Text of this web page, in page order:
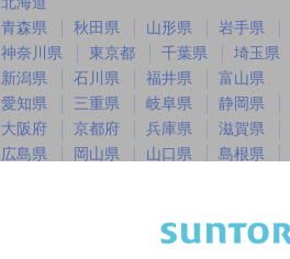
青森県
秋田県 山形県 岩手県
神奈川県
東京都 千葉県 埼玉県
新潟県
石川県 福井県
富山県
愛知県
三重県 岐阜県 静岡県
大阪府
京都府 兵庫県 滋賀県
広島県
岡山県 山口県 島根県